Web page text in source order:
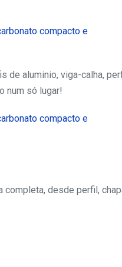
aluminio, viga-calha,
num só lugar!
desde perfil,